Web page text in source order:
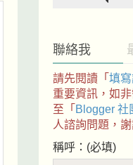
聯絡我
請先閱讀「 填
重要資訊，如
至「 Blogger 社
人諮詢問題，謝
稱呼：(必填)